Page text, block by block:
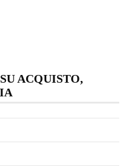
ACQUISTO,